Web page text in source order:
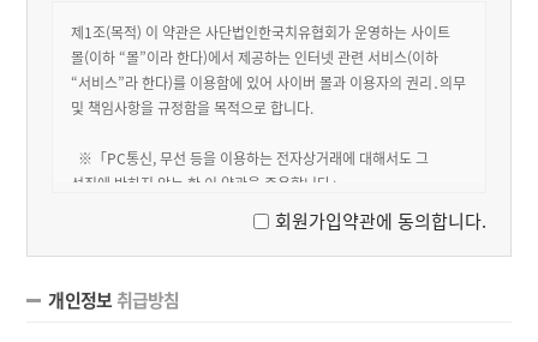
회원가입약관에 동의합니다.
개인정보 취급방침